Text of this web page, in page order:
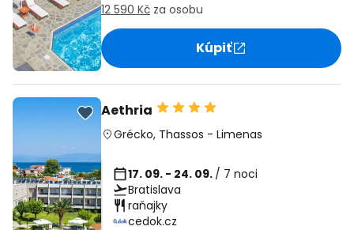
12 590 Kč za osobu
Kúpiť
Aethria
Grécko, Thassos - Limenas
17. 09. - 24. 09. / 7 noci
Bratislava
raňajky
cedok.cz